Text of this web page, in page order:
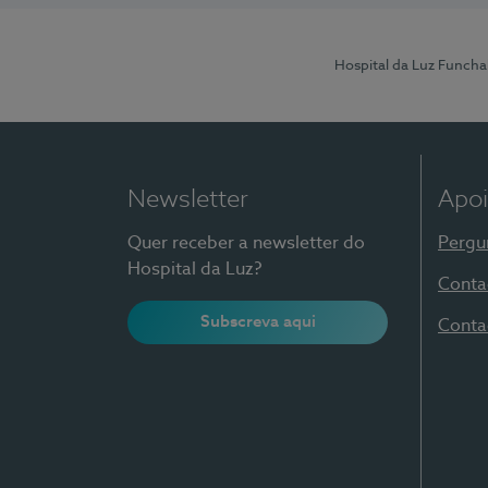
Hospital da Luz Funchal
Newsletter
Quer receber a newsletter do
Hospital da Luz?
Subscreva aqui